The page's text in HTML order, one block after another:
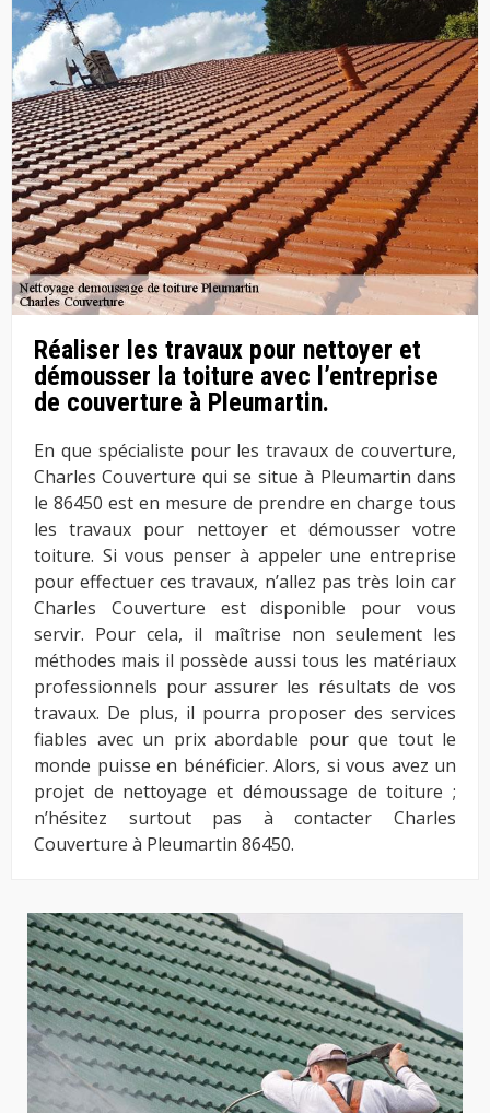
Réaliser les travaux pour nettoyer et
démousser la toiture avec l’entreprise
de couverture à Pleumartin.
En que spécialiste pour les travaux de couverture,
Charles Couverture qui se situe à Pleumartin dans
le 86450 est en mesure de prendre en charge tous
les travaux pour nettoyer et démousser votre
toiture. Si vous penser à appeler une entreprise
pour effectuer ces travaux, n’allez pas très loin car
Charles Couverture est disponible pour vous
servir. Pour cela, il maîtrise non seulement les
méthodes mais il possède aussi tous les matériaux
professionnels pour assurer les résultats de vos
travaux. De plus, il pourra proposer des services
fiables avec un prix abordable pour que tout le
monde puisse en bénéficier. Alors, si vous avez un
projet de nettoyage et démoussage de toiture ;
n’hésitez surtout pas à contacter Charles
Couverture à Pleumartin 86450.